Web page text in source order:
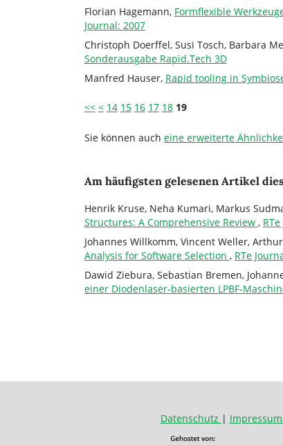
Florian Hagemann, Formflexible
Journal: 2007
Christoph Doerffel, Susi Tosch, Barbara
Sonderausgabe Rapid.Tech 3D
Manfred Hauser, Rapid tooling in
<< < 14 15 16 17 18 19
Sie können auch eine erweiterte
Am häufigsten gelesenen Artikel
Henrik Kruse, Neha Kumari, Markus
Structures: A Comprehensive Review ,
Johannes Willkomm, Vincent Weller,
Analysis for Software Selection , RTe
Dawid Ziebura, Sebastian Bremen,
einer Diodenlaser-basierten LPBF-
Datenschutz | Impressum